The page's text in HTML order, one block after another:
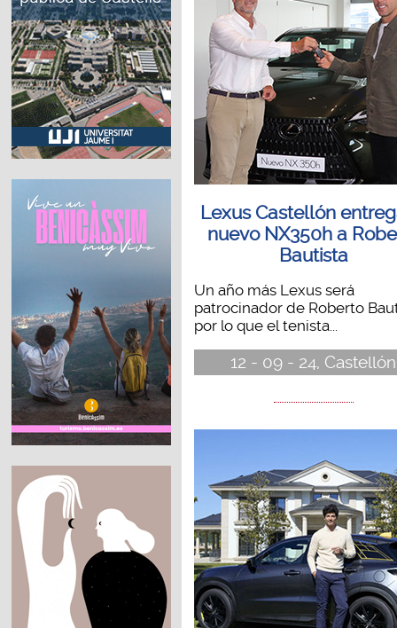
Lexus Castellón
nuevo NX350h a
Bautista
Un año más Lexus será
patrocinador de Roberto
por lo que el tenista...
12 - 09 - 24, Castellón